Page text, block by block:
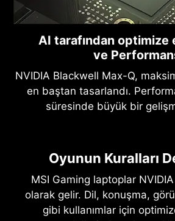
AI tarafından optimize
ve
NVIDIA Blackwell Max-Q,
en baştan tasarlandı.
süresinde büyük bir
Oyunun Kuralları
MSI Gaming laptoplar
olarak gelir. Dil, konuşma,
gibi kullanımlar için